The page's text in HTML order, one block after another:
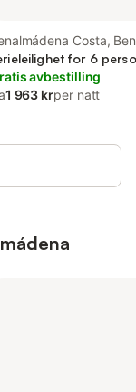
Costa,
for 6
avbestilling
1 963 krper natt